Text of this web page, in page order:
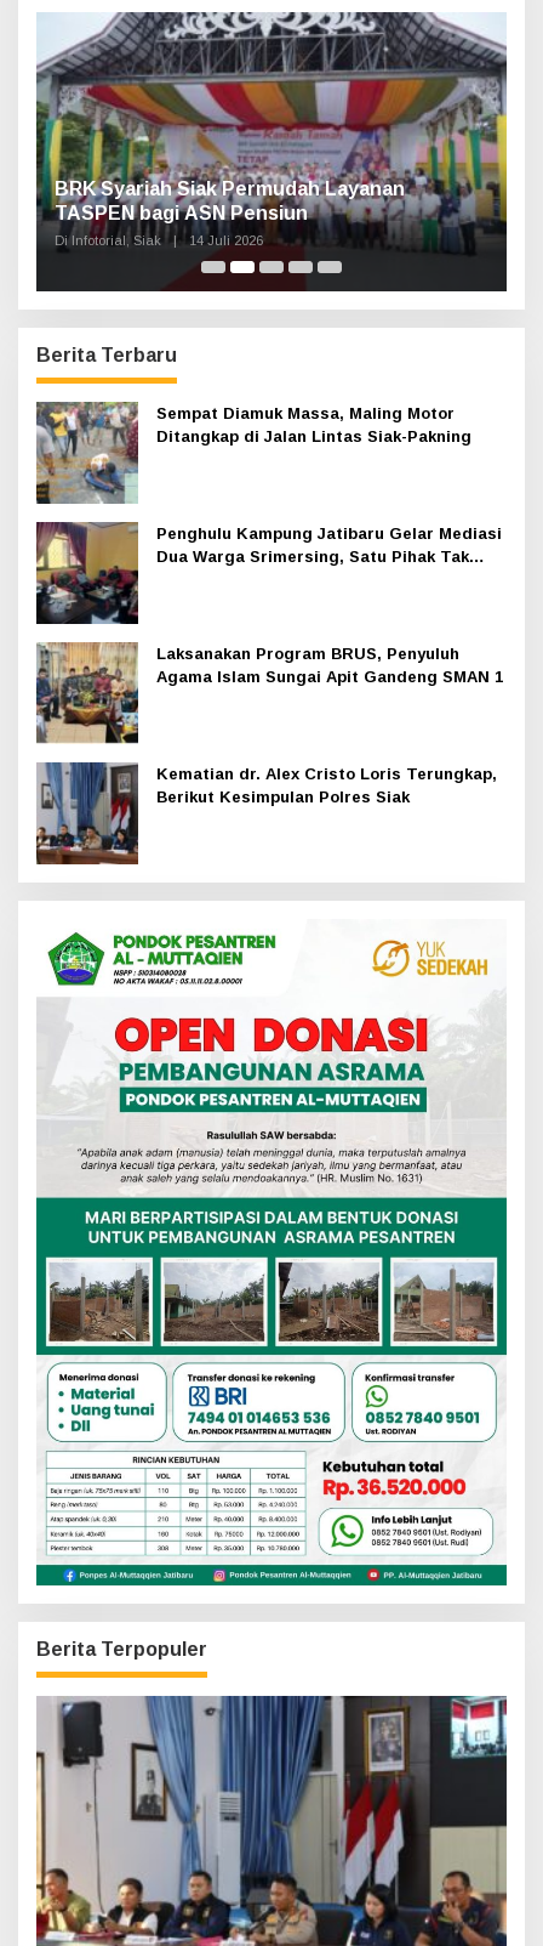
:
Haul Sultan Siak ke-60 Digelar, Bupati Afni
Ajak Masyarakat Lestarikan Sejarah
Kesultanan
Di Infotorial, Siak | 12 Juli 2026
Berita Terbaru
Sempat Diamuk Massa, Maling Motor
Ditangkap di Jalan Lintas Siak-Pakning
Penghulu Kampung Jatibaru Gelar Mediasi
Dua Warga Srimersing, Satu Pihak Tak
Laksanakan Program BRUS, Penyuluh
Agama Islam Sungai Apit Gandeng SMAN 1
Kematian dr. Alex Cristo Loris Terungkap,
Berikut Kesimpulan Polres Siak
Berita Terpopuler